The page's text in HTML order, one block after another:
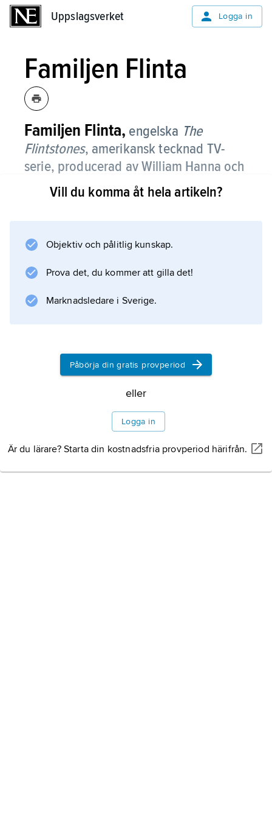
Uppslagsverket Logga in
Familjen Flinta
Familjen Flinta, engelska The
Flintstones, amerikansk tecknad TV-
serie, producerad av William Hanna och
Joseph Barbera.
talet med repriser i färg på 1980-talet. Serien
medan händelser och problemställningar är
hämtade från nutiden.
Information om artikeln
Vill du komma åt hela artikeln?
Objektiv och pålitlig kunskap.
Prova det, du kommer att gilla det!
Marknadsledare i Sverige.
Påbörja din gratis provperiod
eller
Logga in
Är du lärare? Starta din kostnadsfria provperiod härifrån.